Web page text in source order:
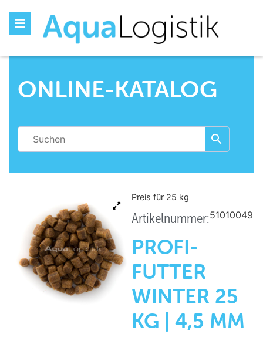
ONLINE-KATALOG
Preis für 25 kg
Artikelnummer:51010049
PROFI-
FUTTER
WINTER 25
KG | 4,5 MM